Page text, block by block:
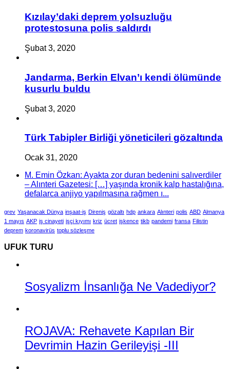
Kızılay’daki deprem yolsuzluğu
protestosuna polis saldırdı
Şubat 3, 2020
Jandarma, Berkin Elvan’ı kendi ölümünde
kusurlu buldu
Şubat 3, 2020
Türk Tabipler Birliği yöneticileri gözaltında
Ocak 31, 2020
M. Emin Özkan: Ayakta zor duran bedenini salıverdiler
– Alınteri Gazetesi: […] yaşında kronik kalp hastalığına,
defalarca anjiyo yapılmasına rağmen ı...
grev Yaşanacak Dünya inşaat-iş Direniş gözaltı hdp ankara Alınteri polis ABD Almanya
1 mayıs AKP iş cinayeti işçi kıyımı kriz ücret işkence tikb pandemi fransa Filistin
deprem koronavirüs toplu sözleşme
UFUK TURU
Sosyalizm İnsanlığa Ne Vadediyor?
ROJAVA: Rehavete Kapılan Bir
Devrimin Hazin Gerileyişi -III